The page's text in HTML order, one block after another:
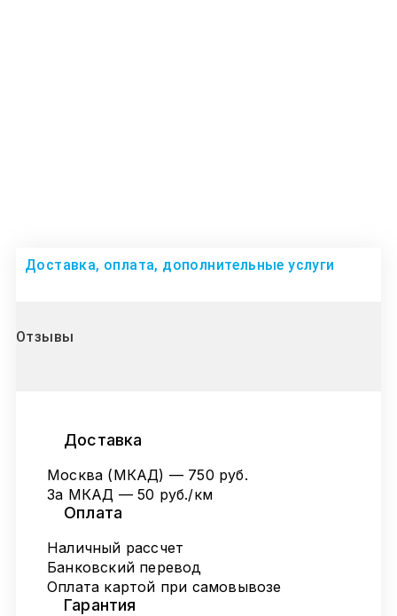
Доставка, оплата, дополнительные услуги
Отзывы
Доставка
Москва (МКАД) — 750 руб.
За МКАД — 50 руб./км
Оплата
Наличный рассчет
Банковский перевод
Оплата картой при самовывозе
Гарантия